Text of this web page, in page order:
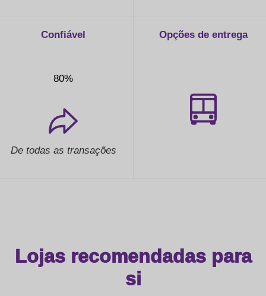
Confiável
80%
De todas as transações
Opções de entrega
Lojas recomendadas para
si